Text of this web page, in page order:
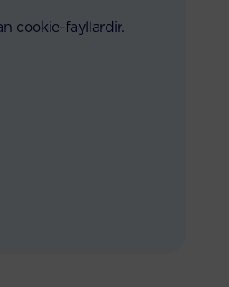
cookie-fayllardir.